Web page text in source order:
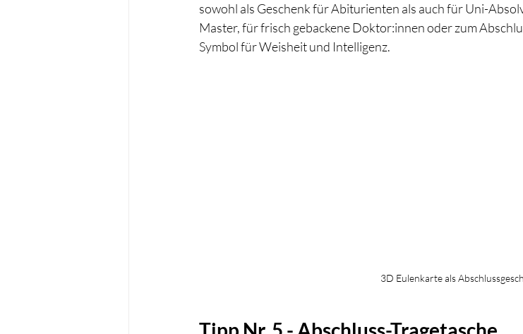
sowohl als Geschenk für Abiturienten als auch für Uni-
Master, für frisch gebackene Doktor:innen oder zum
Symbol für Weisheit und Intelligenz.
3D Eulenkarte als